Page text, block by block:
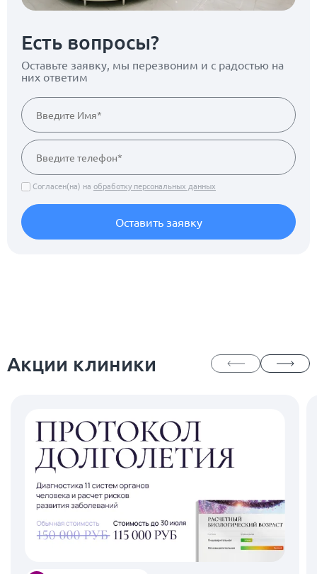
Есть вопросы?
Оставьте заявку, мы перезвоним и с радостью на
них ответим
Согласен(на) на обработку персональных данных
Оставить заявку
Акции клиники